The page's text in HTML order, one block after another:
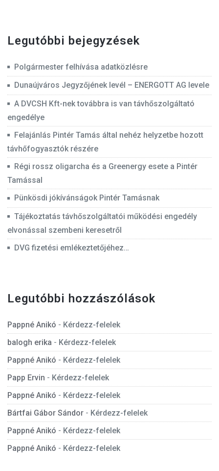
Legutóbbi bejegyzések
Polgármester felhívása adatközlésre
Dunaújváros Jegyzőjének levél – ENERGOTT AG levele
A DVCSH Kft-nek továbbra is van távhőszolgáltató
engedélye
Felajánlás Pintér Tamás által nehéz helyzetbe hozott
távhőfogyasztók részére
Régi rossz oligarcha és a Greenergy esete a Pintér
Tamással
Pünkösdi jókívánságok Pintér Tamásnak
Tájékoztatás távhőszolgáltatói működési engedély
elvonással szembeni keresetről
DVG fizetési emlékeztetőjéhez…
Legutóbbi hozzászólások
Pappné Anikó - Kérdezz-felelek
balogh erika - Kérdezz-felelek
Pappné Anikó - Kérdezz-felelek
Papp Ervin - Kérdezz-felelek
Pappné Anikó - Kérdezz-felelek
Bártfai Gábor Sándor - Kérdezz-felelek
Pappné Anikó - Kérdezz-felelek
Pappné Anikó - Kérdezz-felelek